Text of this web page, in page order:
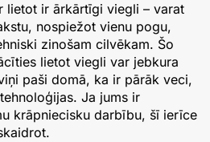
lietot ir ārkārtīgi viegli – varat
nospiežot vienu pogu,
zinošam cilvēkam. Šo
lietot viegli var jebkura
paši domā, ka ir pārāk veci,
Ja jums ir
krāpniecisku darbību, šī ierīce